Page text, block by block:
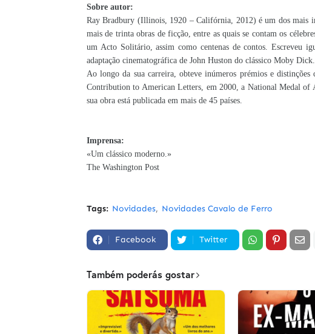
Sobre autor:
Ray Bradbury (Illinois, 1920 – Califórnia, 2012) é um dos mais
mais de trinta obras de ficção, entre as quais se contam os
um Acto Solitário, assim como centenas de contos. Escreveu
adaptação cinematográfica de John Huston do clássico Moby Dick.
Ao longo da sua carreira, obteve inúmeros prémios e
Contribution to American Letters, em 2000, a National Medal
sua obra está publicada em mais de 45 países.
Imprensa:
«Um clássico moderno.»
The Washington Post
Tags: Novidades Novidades Cavalo de Ferro
Facebook Twitter
Também poderás gostar